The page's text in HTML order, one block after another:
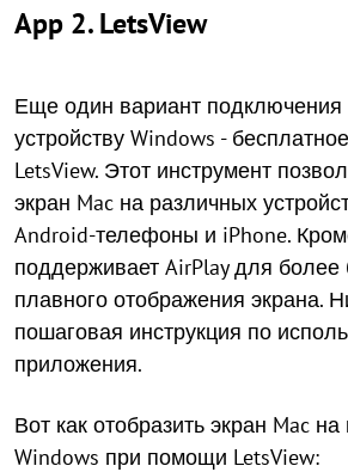
App 2. LetsView
Еще один вариант подключения
устройству Windows -
LetsView. Этот инструмент
экран Mac на различных
Android-телефоны и iPhone.
поддерживает AirPlay для более
плавного отображения экрана.
пошаговая инструкция по
приложения.
Вот как отобразить экран Mac на
Windows при помощи LetsView: